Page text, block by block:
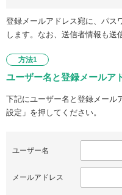
登録メールアドレス宛に、パス
します。なお、送信者情報も送
方法1
ユーザー名と登録メールア
下記にユーザー名と登録メール
設定」を押してください。
ユーザー名
メールアドレス